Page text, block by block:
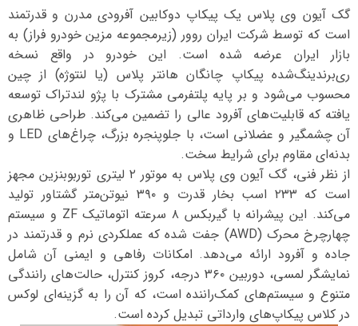
گک آیون وی پلاس یک پیکاپ دوکابین آفرودی مدرن و قدرتمند
است که توسط شرکت ایران روور (زیرمجموعه مزین خودرو فراز) به
بازار ایران عرضه شده است. این خودرو در واقع نسخه
ری‌برندینگ‌شده پیکاپ چانگان هانتر پلاس (یا لنتوژه) از چین
محسوب می‌شود و بر پایه پلتفرمی مشترک با پژو لندتراک توسعه
یافته که قابلیت‌های آفرود عالی را تضمین می‌کند. طراحی ظاهری
آن چشمگیر و عضلانی است، با جلوپنجره بزرگ، چراغ‌های LED و
بدنه‌ای مقاوم برای شرایط سخت.
از نظر فنی، گک آیون وی پلاس به موتور ۲ لیتری توربوبنزین مجهز
است که ۲۳۳ اسب بخار قدرت و ۳۹۰ نیوتن‌متر گشتاور تولید
می‌کند. این پیشرانه با گیربکس ۸ سرعته اتوماتیک ZF و سیستم
چهارچرخ محرک (AWD) جفت شده که عملکردی نرم و قدرتمند در
جاده و آفرود ارائه می‌دهد. امکانات رفاهی و ایمنی آن شامل
نمایشگر لمسی، دوربین ۳۶۰ درجه، کروز کنترل، حالت‌های رانندگی
متنوع و سیستم‌های کمک‌راننده است، که آن را به گزینه‌ای لوکس
در کلاس پیکاپ‌های وارداتی تبدیل کرده است.